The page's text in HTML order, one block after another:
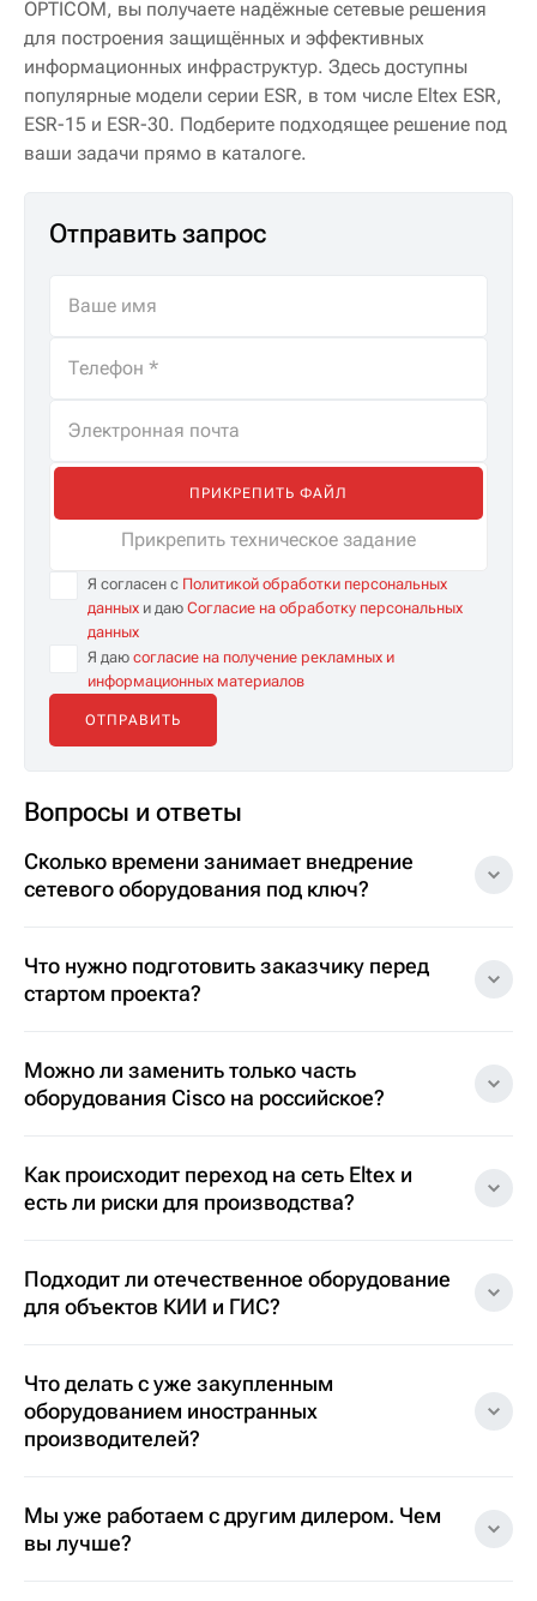
OPTICOM, вы получаете надёжные сетевые решения
для построения защищённых и эффективных
информационных инфраструктур. Здесь доступны
популярные модели серии ESR, в том числе Eltex ESR,
ESR-15 и ESR-30. Подберите подходящее решение под
ваши задачи прямо в каталоге.
Отправить запрос
ПРИКРЕПИТЬ ФАЙЛ
Прикрепить техническое задание
Я согласен с Политикой обработки персональных
данных и даю Согласие на обработку персональных
данных
Я даю согласие на получение рекламных и
информационных материалов
Вопросы и ответы
Сколько времени занимает внедрение
сетевого оборудования под ключ?
Что нужно подготовить заказчику перед
стартом проекта?
Можно ли заменить только часть
оборудования Cisco на российское?
Как происходит переход на сеть Eltex и
есть ли риски для производства?
Подходит ли отечественное оборудование
для объектов КИИ и ГИС?
Что делать с уже закупленным
оборудованием иностранных
производителей?
Мы уже работаем с другим дилером. Чем
вы лучше?